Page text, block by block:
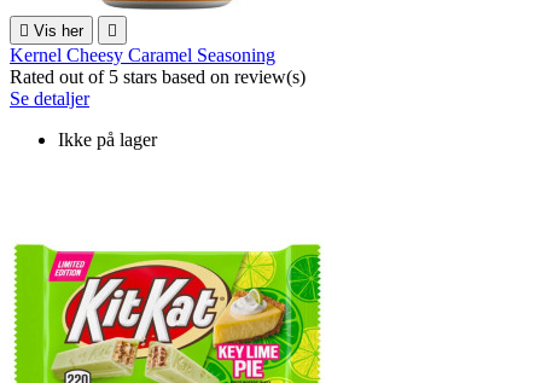
 Vis her 
Kernel Cheesy Caramel Seasoning
Rated out of 5 stars based on review(s)
Se detaljer
Ikke på lager